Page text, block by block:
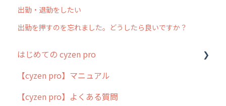
出勤・退勤をしたい
出勤を押すのを忘れました。どうしたら良いですか？
はじめての cyzen pro
cyzen pro とは？
簡易マニュアル
【cyzen pro】マニュアル
【cyzen pro】よくある質問